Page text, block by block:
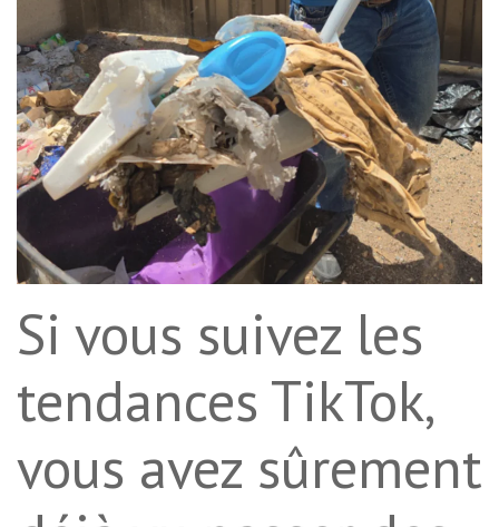
Si vous suivez les
tendances TikTok,
vous avez sûrement